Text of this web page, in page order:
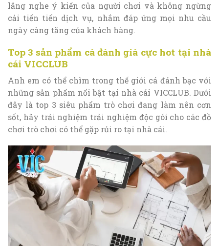
lắng nghe ý kiến ​​của người chơi và không ngừng
cải tiến tiến dịch vụ, nhắm đáp ứng mọi nhu cầu
ngày càng tăng của khách hàng.
Top 3 sản phẩm cá đánh giá cực hot tại nhà
cái VICCLUB
Anh em có thể chìm trong thế giới cá đánh bạc với
những sản phẩm nổi bật tại nhà cái VICCLUB. Dưới
đây là top 3 siêu phẩm trò chơi đang làm nên cơn
sốt, hãy trải nghiệm trải nghiệm độc gói cho các đồ
chơi trò chơi có thể gặp rủi ro tại nhà cái.